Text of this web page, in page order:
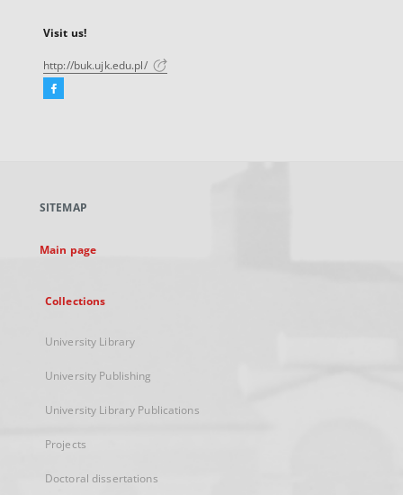
Visit us!
http://buk.ujk.edu.pl/
Facebook
new
SITEMAP
Main page
Collections
University Library
University Publishing
University Library Publications
Projects
Doctoral dissertations